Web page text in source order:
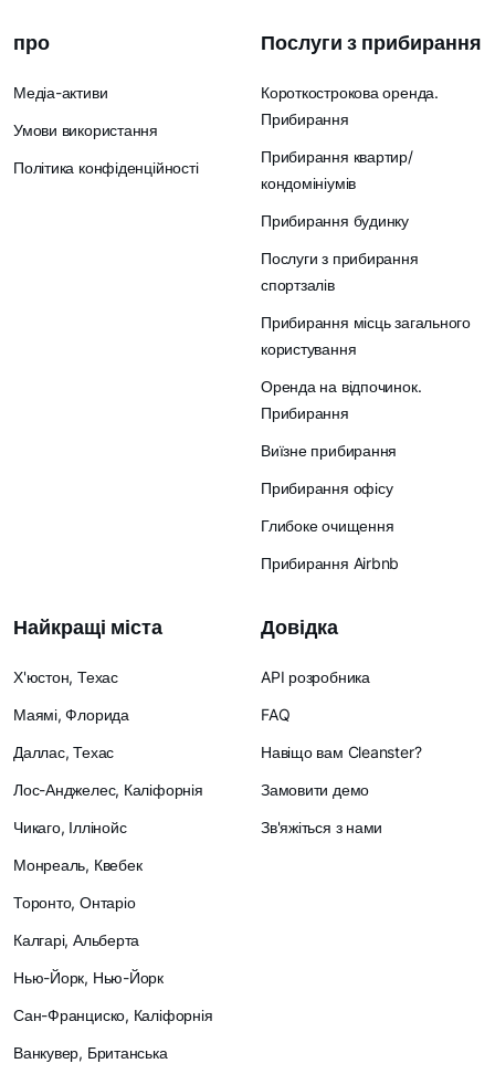
про
Медіа-активи
Умови використання
Політика конфіденційності
Послуги з прибирання
Короткострокова оренда.
Прибирання
Прибирання квартир/
кондомініумів
Прибирання будинку
Послуги з прибирання
спортзалів
Прибирання місць загального
користування
Оренда на відпочинок.
Прибирання
Виїзне прибирання
Прибирання офісу
Глибоке очищення
Прибирання Airbnb
Найкращі міста
Х'юстон, Техас
Маямі, Флорида
Даллас, Техас
Лос-Анджелес, Каліфорнія
Чикаго, Іллінойс
Монреаль, Квебек
Торонто, Онтаріо
Калгарі, Альберта
Нью-Йорк, Нью-Йорк
Сан-Франциско, Каліфорнія
Ванкувер, Британська
Довідка
API розробника
FAQ
Навіщо вам Cleanster?
Замовити демо
Зв'яжіться з нами